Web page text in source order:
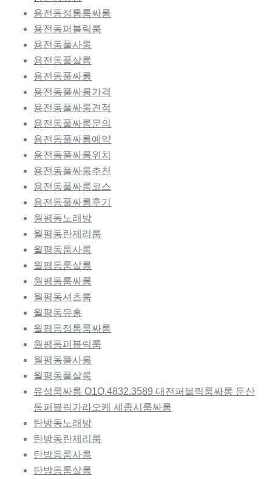
용전동정통룸싸롱
용전동퍼블릭룸
용전동풀사롱
용전동풀살롱
용전동풀싸롱
용전동풀싸롱가격
용전동풀싸롱견적
용전동풀싸롱문의
용전동풀싸롱예약
용전동풀싸롱위치
용전동풀싸롱추천
용전동풀싸롱코스
용전동풀싸롱후기
월평동노래방
월평동란제리룸
월평동룸사롱
월평동룸살롱
월평동룸싸롱
월평동셔츠룸
월평동유흥
월평동정통룸싸롱
월평동퍼블릭룸
월평동풀사롱
월평동풀살롱
유성룸싸롱 O1O.4832.3589 대전퍼블릭룸싸롱 둔산
동퍼블릭가라오케 세종시룸싸롱
탄방동노래방
탄방동란제리룸
탄방동룸사롱
탄방동룸살롱